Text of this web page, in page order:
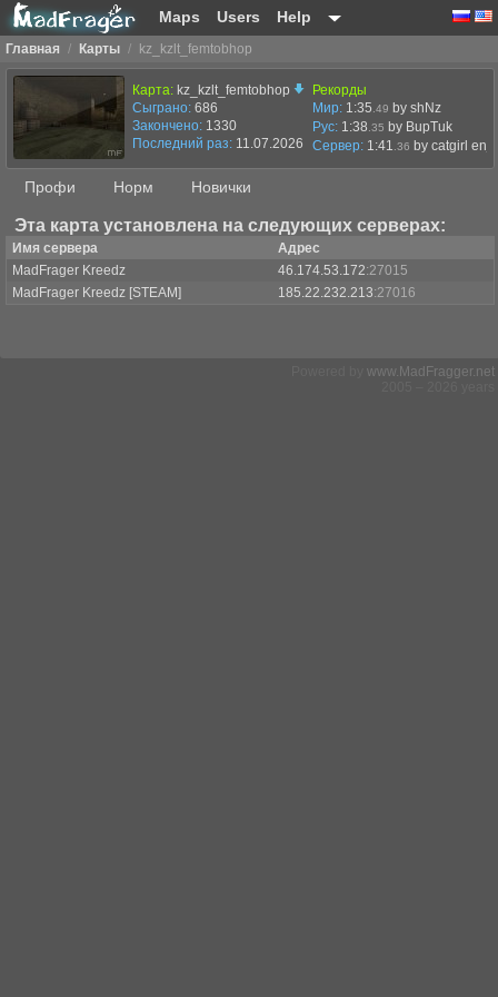
Maps Users Help
Главная / Карты / kz_kzlt_femtobhop
Карта: kz_kzlt_femtobhop
Сыграно: 686
Закончено: 1330
Последний раз: 11.07.2026 в 14:04
Рекорды
Мир: 1:35 .49 by shNz
Рус: 1:38 .35 by BupTuk
Сервер: 1:41 .36 by catgirl
Профи Норм Новички
Эта карта установлена на следующих серверах:
Имя сервера
Адрес
MadFrager Kreedz
46.174.53.172:27015
MadFrager Kreedz [STEAM]
185.22.232.213:27016
www.MadFragger.net